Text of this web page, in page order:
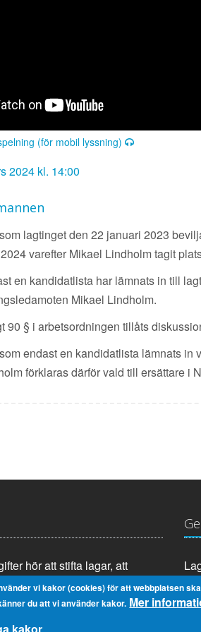
(för mobil lyssning)
2024 kl. 14:00
lagtinget den 22 januari 2023
varefter Mikael Lindholm tagit
en kandidatlista har lämnats in till
Mikael Lindholm.
90 § i arbetsordningen tillåts
endast en kandidatlista lämnats
förklaras därför vald till ersättare i
hör att stifta lagar, att
samt att tillsätta och
vi kakor (cookies) för att webbplatsen
du att vi använder kakor. Mer